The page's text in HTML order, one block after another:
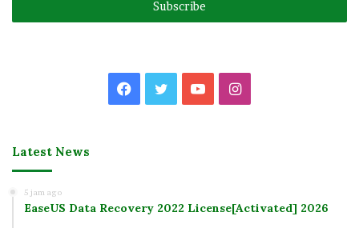
Facebook
TwitterYouTubeInstagram
Latest News
5 jam ago
EaseUS Data Recovery 2022 License[Activated] 2026